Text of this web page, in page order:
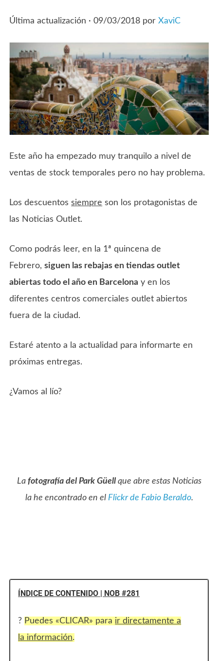
Última actualización · 09/03/2018 porXaviC
Este año ha empezado muy tranquilo a nivel de
ventas de stock temporales pero no hay problema.
Los descuentossiempre son los protagonistas de
las Noticias Outlet.
Como podrás leer, en la 1ª quincena de
Febrero,siguen las rebajas en tiendas outlet
abiertas todo el año en Barcelona y en los
diferentes centros comerciales outlet abiertos
fuera de la ciudad.
Estaré atento a la actualidad para informarte en
próximas entregas.
¿Vamos al lío?
La fotografía del Park Güellque abre estas Noticias
la he encontrado en el Flickr de Fabio Beraldo.
ÍNDICE DE CONTENIDO | NOB #281
? Puedes «CLICAR» para ir directamente a
la información.